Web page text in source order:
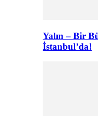
Yalın – Bir
İstanbul’da!